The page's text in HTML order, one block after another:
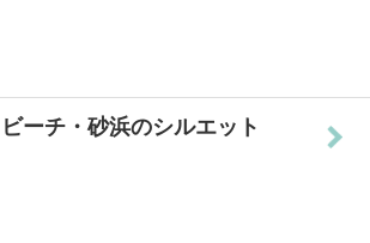
ビーチ・砂浜のシルエット